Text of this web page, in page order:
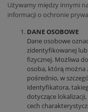
Używamy między innymi
informacji o ochronie
DANE OSOBOWE
Dane osobowe
zidentyfikowanej
fizycznej. Możliwa
osoba, którą
pośrednio, w
identyfikatora,
dotyczące
cech